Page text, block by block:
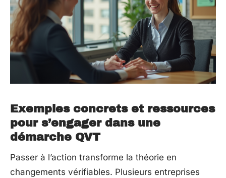
Exemples concrets et ressources
pour s’engager dans une
démarche QVT
Passer à l’action transforme la théorie en
changements vérifiables. Plusieurs entreprises